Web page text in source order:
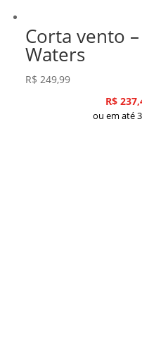
Corta vento
Waters
R$ 249,99
R$
ou em até